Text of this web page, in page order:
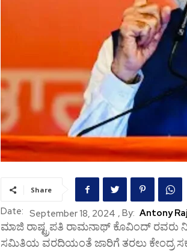
Share
Date: September 18, 2024 , By: Antony
ಮಾಜಿ ರಾಷ್ಟ್ರಪತಿ ರಾಮನಾಥ್ ಕೊವಿಂದ್ ರವರು
ಸಮಿತಿಯ ವರದಿಯಂತೆ ಜಾರಿಗೆ ತರಲು ಕೇಂದ್ರ